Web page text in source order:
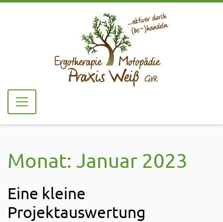
Monat: Januar 2023
Eine kleine
Projektauswertung